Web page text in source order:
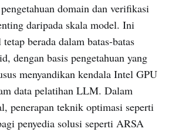
domain dan verifikasi
daripada skala model. Ini
berada dalam batas-batas
dengan basis pengetahuan yang
menyandikan kendala Intel GPU
data pelatihan LLM. Dalam
penerapan teknik optimasi seperti
penyedia solusi seperti ARSA